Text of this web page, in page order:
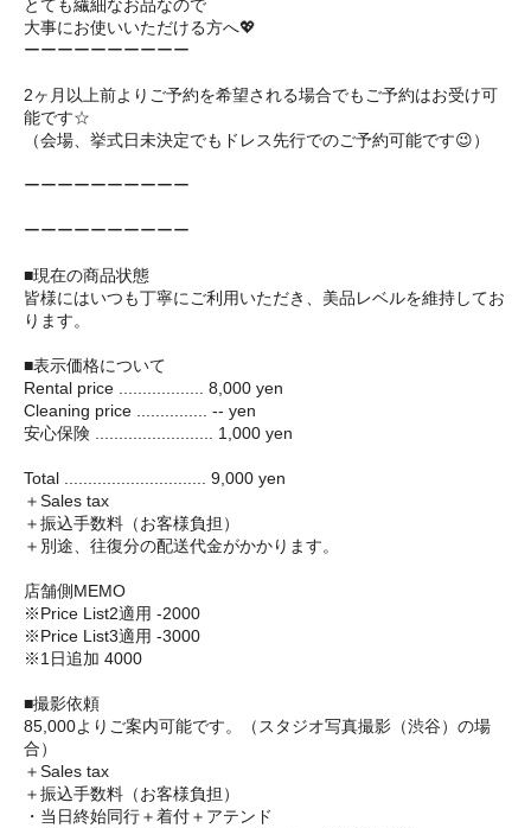
とても繊細なお品なので
大事にお使いいただける方へ💖
ーーーーーーーーーー
2ヶ月以上前よりご予約を希望される場合でもご予約はお受け可
能です☆
（会場、挙式日未決定でもドレス先行でのご予約可能です😉）
ーーーーーーーーーー
ーーーーーーーーーー
■現在の商品状態
皆様にはいつも丁寧にご利用いただき、美品レベルを維持してお
ります。
■表示価格について
Rental price .................. 8,000 yen
Cleaning price ............... -- yen
安心保険 ......................... 1,000 yen
Total .............................. 9,000 yen
＋Sales tax
＋振込手数料（お客様負担）
＋別途、往復分の配送代金がかかります。
店舗側MEMO
※Price List2適用 -2000
※Price List3適用 -3000
※1日追加 4000
■撮影依頼
85,000よりご案内可能です。（スタジオ写真撮影（渋谷）の場
合）
＋Sales tax
＋振込手数料（お客様負担）
・当日終始同行＋着付＋アテンド